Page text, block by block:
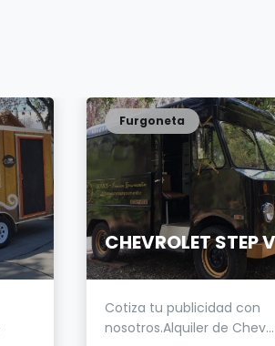
Furgoneta
Cotiza tu publicidad con
nosotros.Alquiler de Chev...